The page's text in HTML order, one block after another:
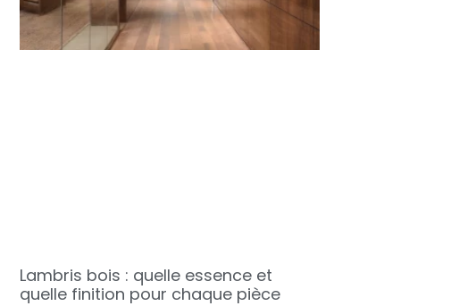
Lambris bois : quelle essence et
quelle finition pour chaque pièce